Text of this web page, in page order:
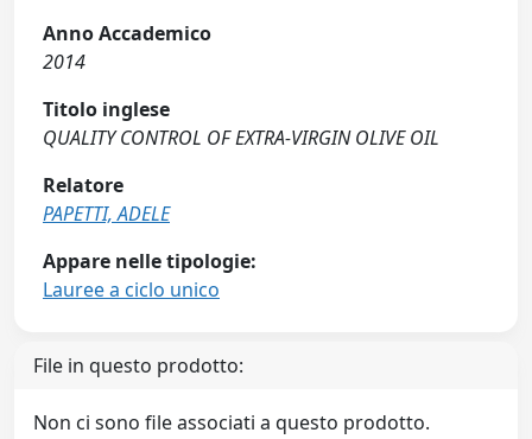
Anno Accademico
2014
Titolo inglese
QUALITY CONTROL OF EXTRA-VIRGIN OLIVE OIL
Relatore
PAPETTI, ADELE
Appare nelle tipologie:
Lauree a ciclo unico
File in questo prodotto:
Non ci sono file associati a questo prodotto.